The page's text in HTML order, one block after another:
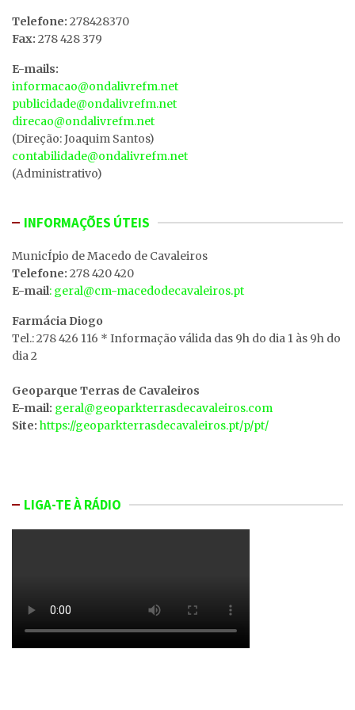
Telefone: 278428370
Fax: 278 428 379
E-mails:
informacao@ondalivrefm.net
publicidade@ondalivrefm.net
direcao@ondalivrefm.net
(Direção: Joaquim Santos)
contabilidade@ondalivrefm.net
(Administrativo)
INFORMAÇÕES ÚTEIS
MunicÍpio de Macedo de Cavaleiros
Telefone: 278 420 420
E-mail: geral@cm-macedodecavaleiros.pt
Farmácia Diogo
Tel.: 278 426 116 * Informação válida das 9h do dia 1 às 9h do
dia 2
Geoparque Terras de Cavaleiros
E-mail: geral@geoparkterrasdecavaleiros.com
Site: https://geoparkterrasdecavaleiros.pt/p/pt/
LIGA-TE À RÁDIO